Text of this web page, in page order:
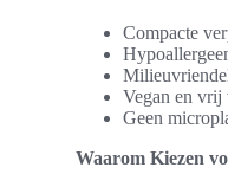
Compacte
Vegan en vrij
Geen
Waarom Kiezen